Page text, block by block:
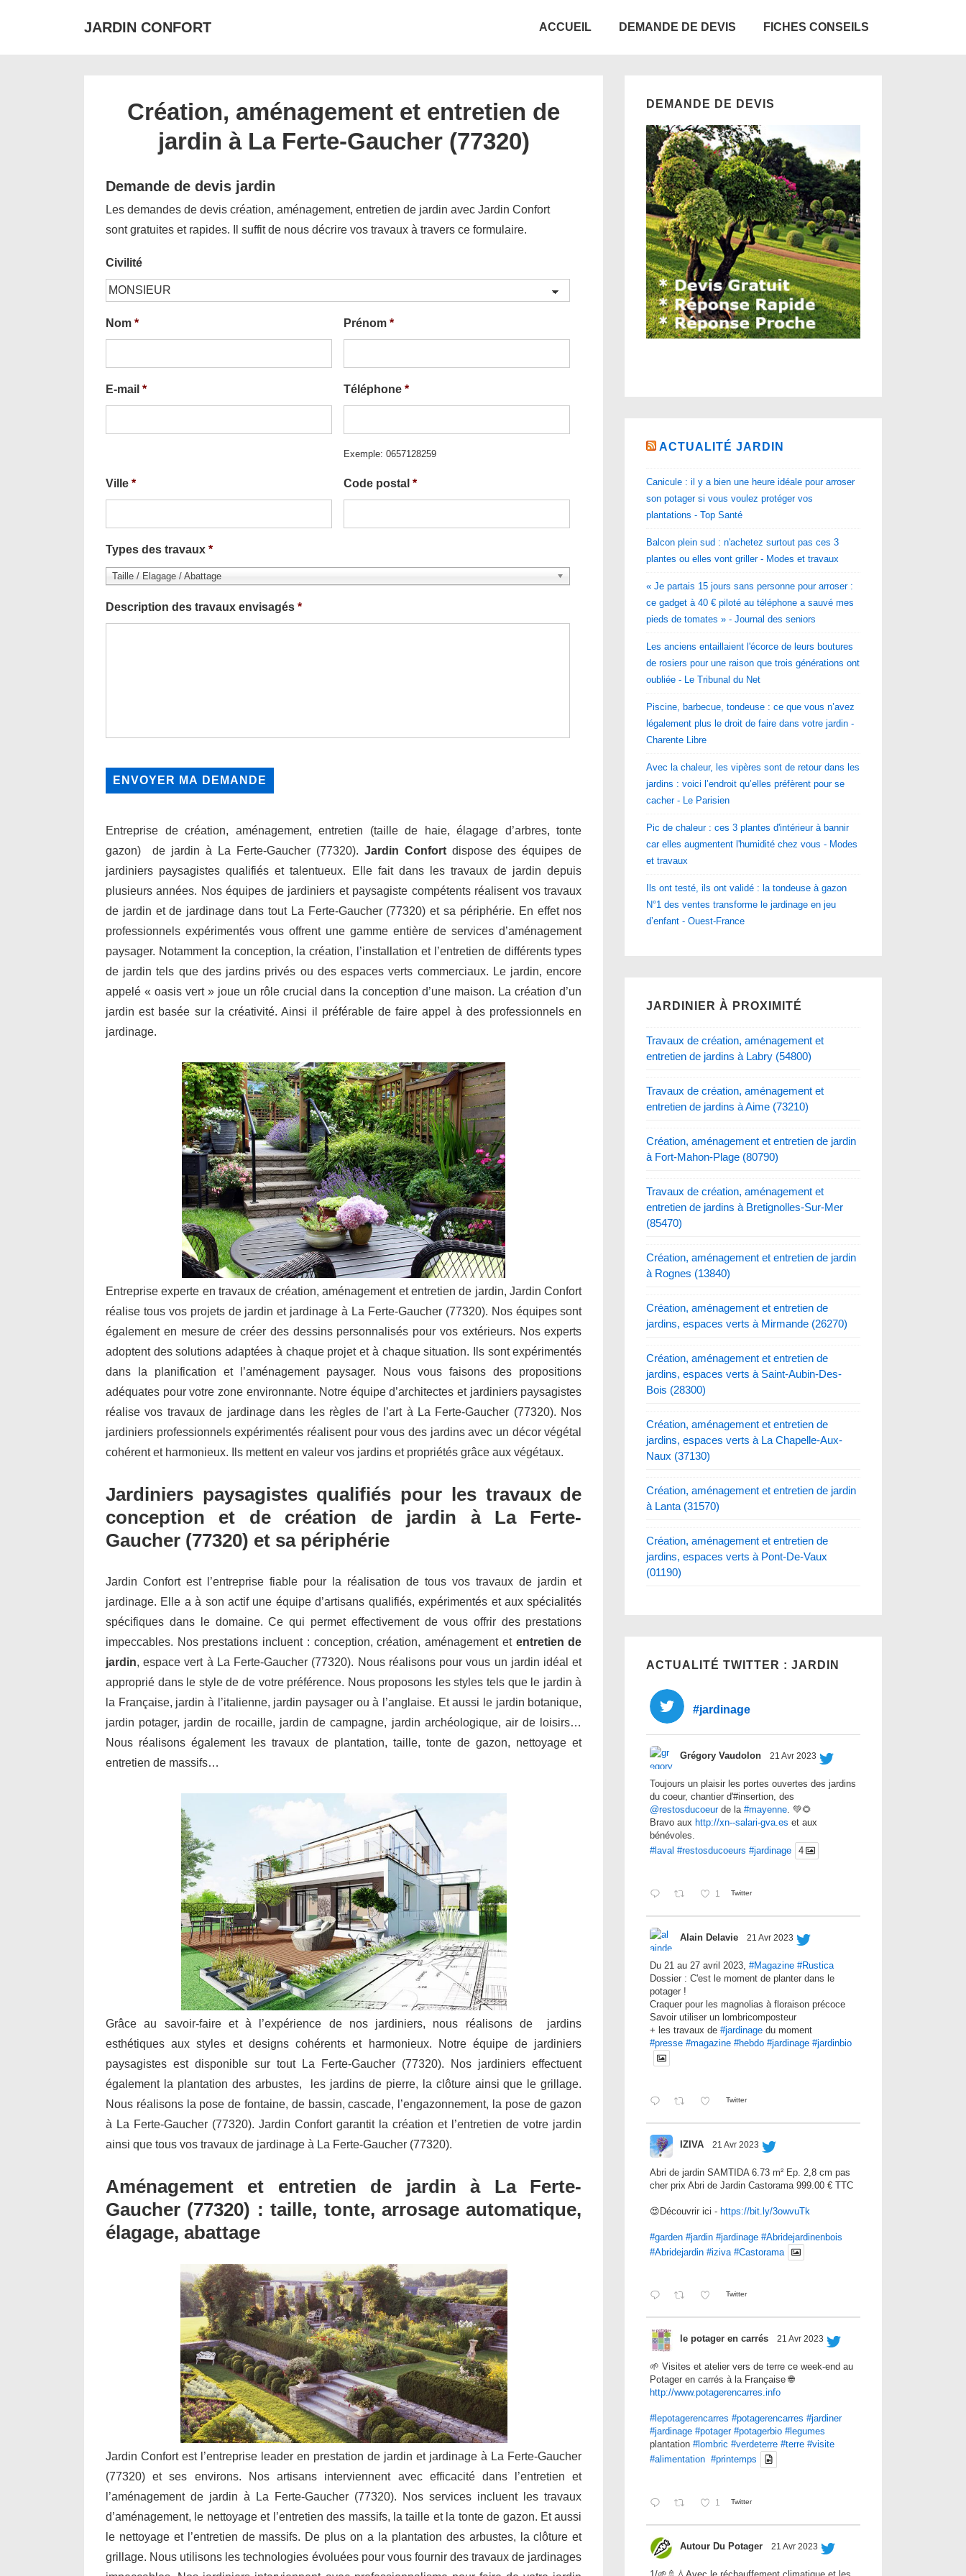
JARDIN CONFORT ACCUEIL DEMANDE DE DEVIS FICHES CONSEILS
Création, aménagement et entretien de
jardin à La Ferte-Gaucher (77320)
Demande de devis jardin
Les demandes de devis création, aménagement, entretien de jardin avec Jardin Confort
sont gratuites et rapides. Il suffit de nous décrire vos travaux à travers ce formulaire.
Civilité
Nom * Prénom *
E-mail * Téléphone *
Exemple: 0657128259
Ville * Code postal *
Types des travaux *
Taille / Elagage / Abattage
Description des travaux envisagés *
Entreprise de création, aménagement, entretien (taille de haie, élagage d’arbres, tonte
gazon) de jardin à La Ferte-Gaucher (77320). Jardin Confortdispose des équipes de
jardiniers paysagistes qualifiés et talentueux. Elle fait dans les travaux de jardin depuis
plusieurs années. Nos équipes de jardiniers et paysagiste compétents réalisent vos travaux
de jardin et de jardinage dans tout La Ferte-Gaucher (77320) et sa périphérie. En effet nos
professionnels expérimentés vous offrent une gamme entière de services d’aménagement
paysager. Notamment la conception, la création, l’installation et l’entretien de différents types
de jardin tels que des jardins privés ou des espaces verts commerciaux. Le jardin, encore
appelé « oasis vert » joue un rôle crucial dans la conception d’une maison. La création d’un
jardin est basée sur la créativité. Ainsi il préférable de faire appel à des professionnels en
jardinage.
Entreprise experte en travaux de création, aménagement et entretien de jardin, Jardin Confort
réalise tous vos projets de jardin et jardinage à La Ferte-Gaucher (77320). Nos équipes sont
également en mesure de créer des dessins personnalisés pour vos extérieurs. Nos experts
adoptent des solutions adaptées à chaque projet et à chaque situation. Ils sont expérimentés
dans la planification et l’aménagement paysager. Nous vous faisons des propositions
adéquates pour votre zone environnante. Notre équipe d’architectes et jardiniers paysagistes
réalise vos travaux de jardinage dans les règles de l’art à La Ferte-Gaucher (77320). Nos
jardiniers professionnels expérimentés réalisent pour vous des jardins avec un décor végétal
cohérent et harmonieux. Ils mettent en valeur vos jardins et propriétés grâce aux végétaux.
Jardiniers paysagistes qualifiés pour les travaux de
conception et de création de jardin à La Ferte-
Gaucher (77320) et sa périphérie
Jardin Confort est l’entreprise fiable pour la réalisation de tous vos travaux de jardin et
jardinage. Elle a à son actif une équipe d’artisans qualifiés, expérimentés et aux spécialités
spécifiques dans le domaine. Ce qui permet effectivement de vous offrir des prestations
impeccables. Nos prestations incluent : conception, création, aménagement et entretien de
jardin, espace vert à La Ferte-Gaucher (77320). Nous réalisons pour vous un jardin idéal et
approprié dans le style de de votre préférence. Nous proposons les styles tels que le jardin à
la Française, jardin à l’italienne, jardin paysager ou à l’anglaise. Et aussi le jardin botanique,
jardin potager, jardin de rocaille, jardin de campagne, jardin archéologique, air de loisirs…
Nous réalisons également les travaux de plantation, taille, tonte de gazon, nettoyage et
entretien de massifs…
Grâce au savoir-faire et à l’expérience de nos jardiniers, nous réalisons de jardins
esthétiques aux styles et designs cohérents et harmonieux. Notre équipe de jardiniers
paysagistes est disponible sur tout La Ferte-Gaucher (77320). Nos jardiniers effectuent
également la plantation des arbustes, les jardins de pierre, la clôture ainsi que le grillage.
Nous réalisons la pose de fontaine, de bassin, cascade, l’engazonnement, la pose de gazon
à La Ferte-Gaucher (77320). Jardin Confort garantit la création et l’entretien de votre jardin
ainsi que tous vos travaux de jardinage à La Ferte-Gaucher (77320).
Aménagement et entretien de jardin à La Ferte-
Gaucher (77320) : taille, tonte, arrosage automatique,
élagage, abattage
Jardin Confort est l’entreprise leader en prestation de jardin et jardinage à La Ferte-Gaucher
(77320) et ses environs. Nos artisans interviennent avec efficacité dans l’entretien et
l’aménagement de jardin à La Ferte-Gaucher (77320). Nos services incluent les travaux
d’aménagement, le nettoyage et l’entretien des massifs, la taille et la tonte de gazon. Et aussi
le nettoyage et l’entretien de massifs. De plus on a la plantation des arbustes, la clôture et
grillage. Nous utilisons les technologies évoluées pour vous fournir des travaux de jardinages
DEMANDE DE DEVIS
ACTUALITÉ JARDIN
Canicule : il y a bien une heure idéale pour arroser
son potager si vous voulez protéger vos
plantations - Top Santé
Balcon plein sud : n'achetez surtout pas ces 3
plantes ou elles vont griller - Modes et travaux
« Je partais 15 jours sans personne pour arroser :
ce gadget à 40 € piloté au téléphone a sauvé mes
pieds de tomates » - Journal des seniors
Les anciens entaillaient l'écorce de leurs boutures
de rosiers pour une raison que trois générations ont
oubliée - Le Tribunal du Net
Piscine, barbecue, tondeuse : ce que vous n’avez
légalement plus le droit de faire dans votre jardin -
Charente Libre
Avec la chaleur, les vipères sont de retour dans les
jardins : voici l’endroit qu’elles préfèrent pour se
cacher - Le Parisien
Pic de chaleur : ces 3 plantes d'intérieur à bannir
car elles augmentent l'humidité chez vous - Modes
et travaux
Ils ont testé, ils ont validé : la tondeuse à gazon
N°1 des ventes transforme le jardinage en jeu
d’enfant - Ouest-France
JARDINIER À PROXIMITÉ
Travaux de création, aménagement et
entretien de jardins à Labry (54800)
Travaux de création, aménagement et
entretien de jardins à Aime (73210)
Création, aménagement et entretien de jardin
à Fort-Mahon-Plage (80790)
Travaux de création, aménagement et
entretien de jardins à Bretignolles-Sur-Mer
(85470)
Création, aménagement et entretien de jardin
à Rognes (13840)
Création, aménagement et entretien de
jardins, espaces verts à Mirmande (26270)
Création, aménagement et entretien de
jardins, espaces verts à Saint-Aubin-Des-
Bois (28300)
Création, aménagement et entretien de
jardins, espaces verts à La Chapelle-Aux-
Naux (37130)
Création, aménagement et entretien de jardin
à Lanta (31570)
Création, aménagement et entretien de
jardins, espaces verts à Pont-De-Vaux
(01190)
ACTUALITÉ TWITTER : JARDIN
#jardinage
Grégory Vaudolon 21 Avr 2023
Toujours un plaisir les portes ouvertes des jardins
du coeur, chantier d'#insertion, des
@restosducoeurde la#mayenne. 💚🌻
Bravo aux http://xn--salari-gva.es et aux
bénévoles.
#laval #restosducoeurs #jardinage 4
1 Twitter
Alain Delavie 21 Avr 2023
Du 21 au 27 avril 2023,#Magazine #Rustica
Dossier : C'est le moment de planter dans le
potager !
Craquer pour les magnolias à floraison précoce
Savoir utiliser un lombricomposteur
+ les travaux de#jardinage du moment
#presse #magazine #hebdo #jardinage #jardinbio
Twitter
IZIVA 21 Avr 2023
Abri de jardin SAMTIDA 6.73 m² Ep. 2,8 cm pas
cher prix Abri de Jardin Castorama 999.00 € TTC
😍Découvrir ici - https://bit.ly/3owvuTk
#garden #jardin #jardinage #Abridejardinenbois
#Abridejardin #iziva #Castorama
Twitter
le potager en carrés 21 Avr 2023
🌱 Visites et atelier vers de terre ce week-end au
Potager en carrés à la Française 🌐
http://www.potagerencarres.info
#lepotagerencarres #potagerencarres #jardiner
#jardinage #potager #potagerbio #legumes
plantation#lombric #verdeterre #terre #visite
#alimentation #printemps
1 Twitter
Autour Du Potager 21 Avr 2023